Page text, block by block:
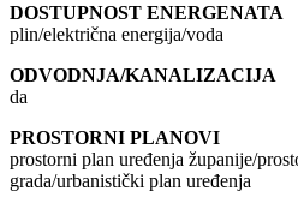
DOSTUPNOST ENERGENATA
plin/električna energija/voda
ODVODNJA/KANALIZACIJA
da
PROSTORNI PLANOVI
prostorni plan uređenja županije/
grada/urbanistički plan uređenja